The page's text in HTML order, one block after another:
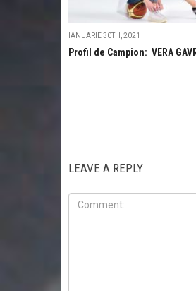
IANUARIE 30TH, 2021
Profil de Campion: VERA
LEAVE A REPLY